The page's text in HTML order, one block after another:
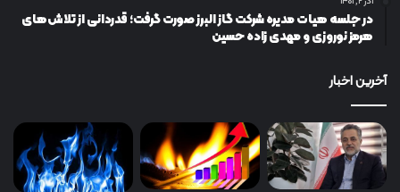
در جلسه هیات مدیره شرکت گاز البرز صورت گرفت؛ قدردانی از تلاش‌های
هرمز نوروزی و مهدی زاده حسین
آخرین اخبار